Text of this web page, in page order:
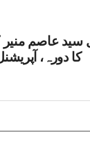
عاصم منیر
کا دورہ،